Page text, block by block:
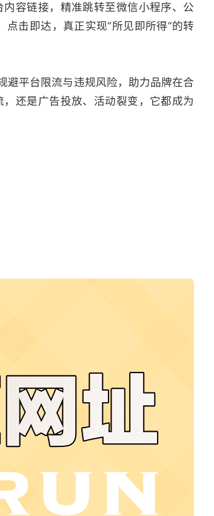
容链接，精准跳转至微信小程序、公
击即达，真正实现“所见即所得”的转
避平台限流与违规风险，助力品牌在合
还是广告投放、活动裂变，它都成为